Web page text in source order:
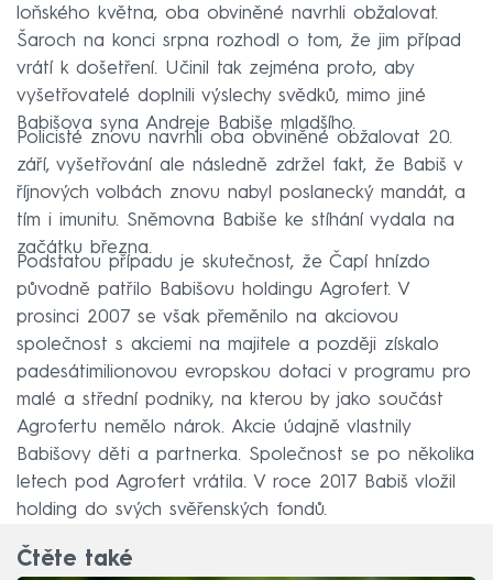
loňského května, oba obviněné navrhli obžalovat.
Šaroch na konci srpna rozhodl o tom, že jim případ
vrátí k došetření. Učinil tak zejména proto, aby
vyšetřovatelé doplnili výslechy svědků, mimo jiné
Babišova syna Andreje Babiše mladšího.
Policisté znovu navrhli oba obviněné obžalovat 20.
září, vyšetřování ale následně zdržel fakt, že Babiš v
říjnových volbách znovu nabyl poslanecký mandát, a
tím i imunitu. Sněmovna Babiše ke stíhání vydala na
začátku března.
Podstatou případu je skutečnost, že Čapí hnízdo
původně patřilo Babišovu holdingu Agrofert. V
prosinci 2007 se však přeměnilo na akciovou
společnost s akciemi na majitele a později získalo
padesátimilionovou evropskou dotaci v programu pro
malé a střední podniky, na kterou by jako součást
Agrofertu nemělo nárok. Akcie údajně vlastnily
Babišovy děti a partnerka. Společnost se po několika
letech pod Agrofert vrátila. V roce 2017 Babiš vložil
holding do svých svěřenských fondů.
Čtěte také